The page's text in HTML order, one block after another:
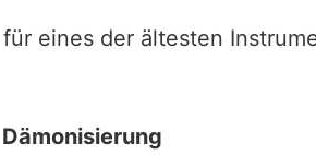
eines der ältesten
Dämonisierung